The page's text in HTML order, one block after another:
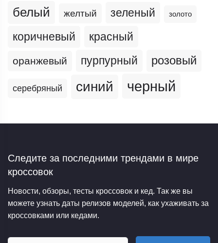
белый желтый зеленый золото
коричневый красный
оранжевый пурпурный розовый
серебряный синий черный
Следите за последними трендами в мире
кроссовок
Новости, обзоры, тесты кроссовок и кед. Так же вы
можете узнать даты релизов моделей, как ухаживать за
кроссовками или кедами.